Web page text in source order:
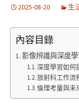
2025-08-20 生
內容目錄
影像辨識與深度
深度學習如何
放射科工作流
倫理考量與未